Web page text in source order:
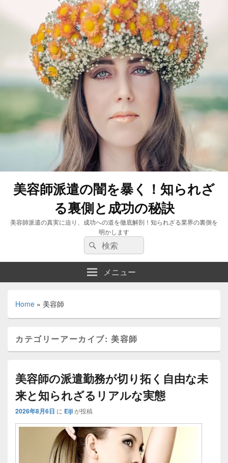
美容師派遣の闇を暴く！知られざ
る裏側と成功の秘訣
美容師派遣の真実に迫り、成功への道を徹底解剖！知られざる業界の裏側を
明かします
検
索:
検
索
メニュー
Home » 美容師
カテゴリーアーカイブ: 美容師
美容師の派遣勤務が切り拓く自由な未
来と知られざるリアルな実態
2026年8月6日 に Eijiが投稿